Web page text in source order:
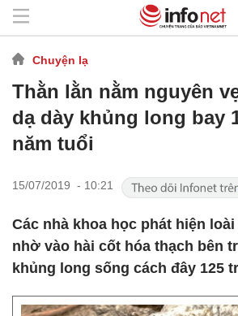
Chuyện lạ
Thằn lằn nằm nguyên
dạ dày khủng long bay
năm tuổi
15/07/2019 - 10:21
Các nhà khoa học phát hiện
nhờ vào hài cốt hóa thạch bên
khủng long sống cách đây 125